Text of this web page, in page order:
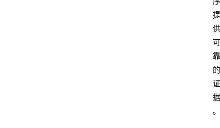
提
供
可
靠
的
证
据
。